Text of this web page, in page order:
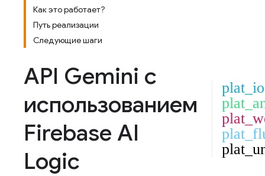
Как это работает?
Путь реализации
Следующие шаги
API Gemini с
использованием
Firebase AI
Logic